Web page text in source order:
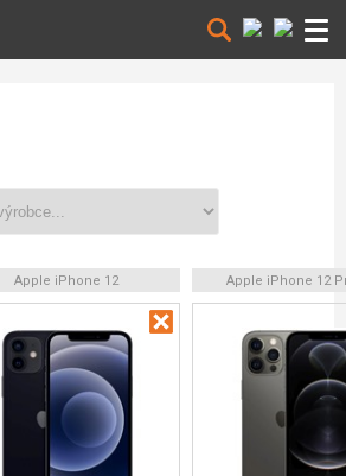
Apple iPhone 12 Apple iPhone 12